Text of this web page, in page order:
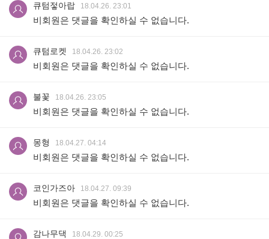
큐텀젛아랍 18.04.26. 23:01
비회원은 댓글을 확인하실 수 없습니다.
큐텀로켓 18.04.26. 23:02
비회원은 댓글을 확인하실 수 없습니다.
불꽃 18.04.26. 23:05
비회원은 댓글을 확인하실 수 없습니다.
몽형 18.04.27. 04:14
비회원은 댓글을 확인하실 수 없습니다.
코인가즈아 18.04.27. 09:39
비회원은 댓글을 확인하실 수 없습니다.
감나무댁 18.04.29. 00:25